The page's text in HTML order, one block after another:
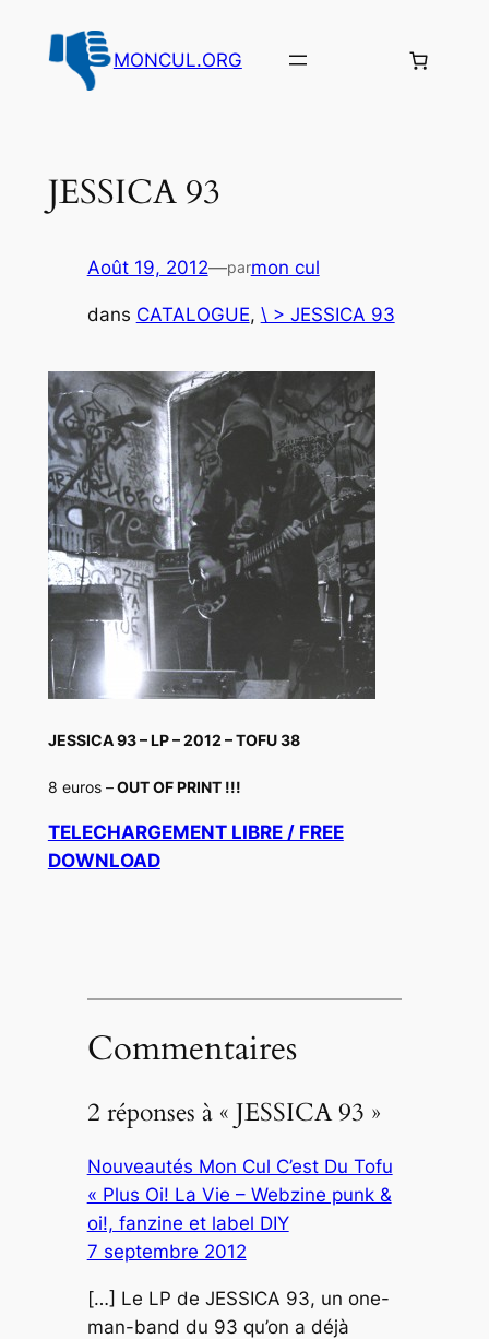
contenu
MONCUL.ORG
JESSICA 93
Août 19, 2012—parmon cul
dans CATALOGUE, \ > JESSICA 93
JESSICA 93 – LP – 2012 – TOFU 38
8 euros –OUT OF PRINT !!!
TELECHARGEMENT LIBRE / FREE
DOWNLOAD
Commentaires
2 réponses à « JESSICA 93 »
Nouveautés Mon Cul C’est Du Tofu
« Plus Oi! La Vie – Webzine punk &
oi!, fanzine et label DIY
7 septembre 2012
[…] Le LP de JESSICA 93, un one-
man-band du 93 qu’on a déjà